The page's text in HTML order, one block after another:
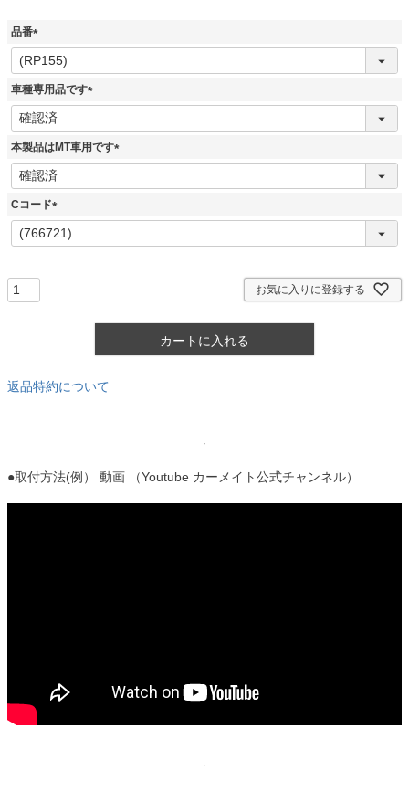
品番
(
必
須
車種専用品です
(
須
本製品はMT車用です
(
Cコード
(
必
お気に入りに登録する
カートに入れる
返品特約について
●取付方法(例） 動画 （Youtube カーメイト公式チャンネル）